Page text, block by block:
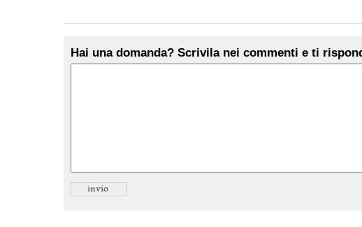
Hai una domanda? Scrivila nei commenti e ti